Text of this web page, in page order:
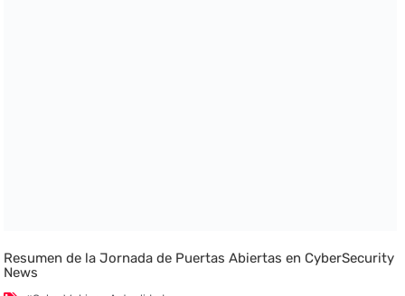
Resumen de la Jornada de Puertas Abiertas en CyberSecurity
News